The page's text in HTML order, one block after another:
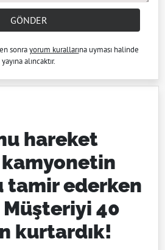
GÖNDER
sonrayorum kurallarına uyması halinde
yayına alıncaktır.
hareket
tamir ederken
Müşteriyi 40
kurtardık!